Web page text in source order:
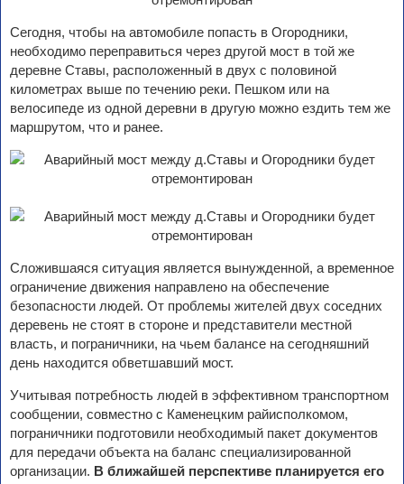
Сегодня, чтобы на автомобиле попасть в Огородники,
необходимо переправиться через другой мост в той же
деревне Ставы, расположенный в двух с половиной
километрах выше по течению реки. Пешком или на
велосипеде из одной деревни в другую можно ездить тем же
маршрутом, что и ранее.
Сложившаяся ситуация является вынужденной, а временное
ограничение движения направлено на обеспечение
безопасности людей. От проблемы жителей двух соседних
деревень не стоят в стороне и представители местной
власть, и пограничники, на чьем балансе на сегодняшний
день находится обветшавший мост.
Учитывая потребность людей в эффективном транспортном
сообщении, совместно с Каменецким райисполкомом,
пограничники подготовили необходимый пакет документов
для передачи объекта на баланс специализированной
организации. В ближайшей перспективе планируется его